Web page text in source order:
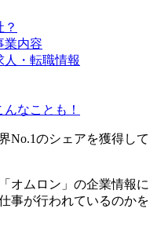
業内容
人・転職情報
なことも！
No.1のシェアを獲得して
オムロン」の企業情報に
事が行われているのかを